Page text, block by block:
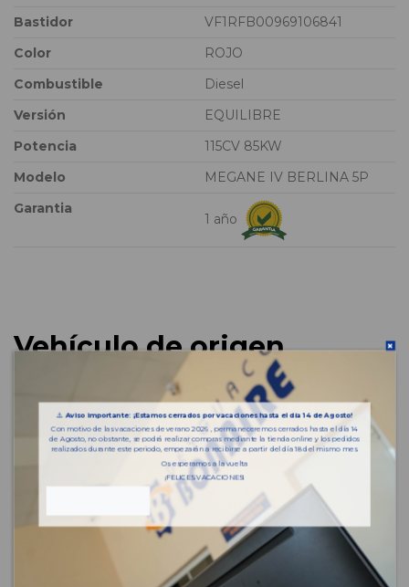
Bastidor
VF1RFB00969106841
Color
ROJO
Combustible
Diesel
Versión
EQUILIBRE
Potencia
115CV 85KW
Modelo
MEGANE IV BERLINA 5P
Garantia
1 año
Vehículo de origen
⚠️ Aviso importante: ¡Estamos cerrados por vacaciones hasta el día 14 de Agosto!
Con motivo de las vacaciones de verano 2026 , permaneceremos cerrados hasta el día 14
de Agosto, no obstante, se podrá realizar compras mediante la tienda online y los pedidos
realizados durante este periodo, empezarán a recibirse a partir del día 18 del mismo mes.
Os esperamos a la vuelta
¡FELICES VACACIONES!